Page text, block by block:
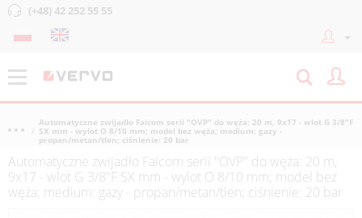
(+48) 42 252 55 55
Automatyczne zwijadło Faicom serii "OVP" do węża: 20 m, 9x17 - wlot G 3/8"F
SX mm - wylot O 8/10 mm; model bez węża; medium: gazy -
propan/metan/tlen; ciśnienie: 20 bar
Automatyczne zwijadło Faicom serii "OVP" do węża: 20 m,
9x17 - wlot G 3/8"F SX mm - wylot O 8/10 mm; model bez
węża; medium: gazy - propan/metan/tlen; ciśnienie: 20 bar